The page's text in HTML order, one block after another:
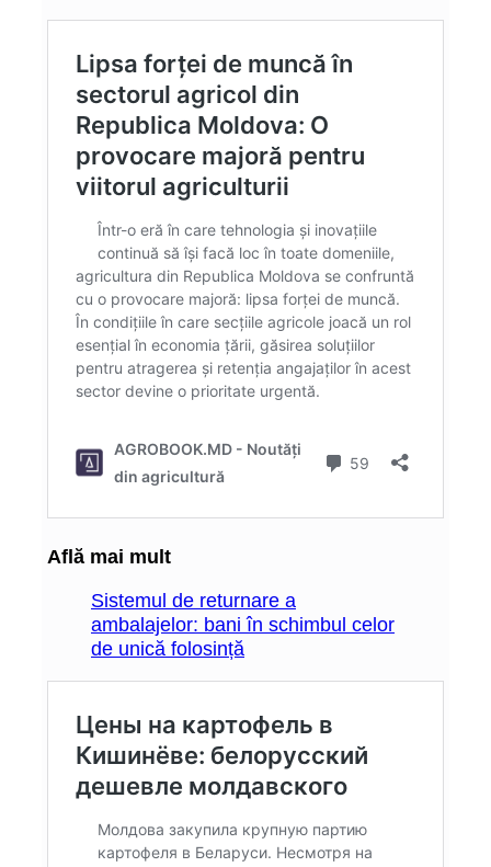
Află mai mult
Sistemul de returnare a
ambalajelor: bani în schimbul celor
de unică folosință